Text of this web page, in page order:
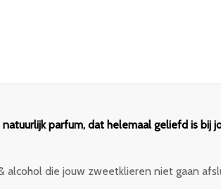
parfum, dat helemaal geliefd is bij
alcohol die jouw zweetklieren niet gaan